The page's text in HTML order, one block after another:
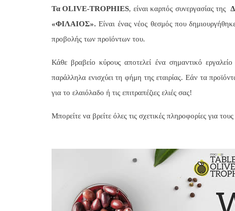
Τα OLIVE-TROPHIES, είναι καρπός συνεργασίας της
«ΦΙΛΑΙΟΣ». Είναι ένας νέος θεσμός που
προβολής των προϊόντων του.
Κάθε βραβείο κύρους αποτελεί ένα σημαντικό
παράλληλα ενισχύει τη φήμη της εταιρίας. Εάν τα
για το ελαιόλαδο ή τις επιτραπέζιες ελιές σας!
Μπορείτε να βρείτε όλες τις σχετικές πληροφορίες για